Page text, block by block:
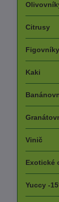
Citrusy
Figovníky
Kaki
Vinič
Exotické
Yuccy -